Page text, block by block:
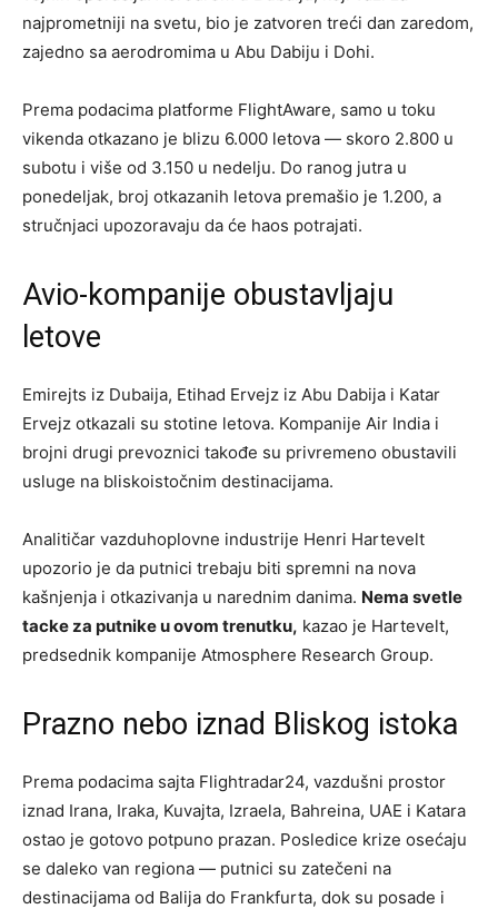
najprometniji na svetu, bio je zatvoren treći dan zaredom,
zajedno sa aerodromima u Abu Dabiju i Dohi.
Prema podacima platforme FlightAware, samo u toku
vikenda otkazano je blizu 6.000 letova — skoro 2.800 u
subotu i više od 3.150 u nedelju. Do ranog jutra u
ponedeljak, broj otkazanih letova premašio je 1.200, a
stručnjaci upozoravaju da će haos potrajati.
Avio-kompanije obustavljaju
letove
Emirejts iz Dubaija, Etihad Ervejz iz Abu Dabija i Katar
Ervejz otkazali su stotine letova. Kompanije Air India i
brojni drugi prevoznici takođe su privremeno obustavili
usluge na bliskoistočnim destinacijama.
Analitičar vazduhoplovne industrije Henri Hartevelt
upozorio je da putnici trebaju biti spremni na nova
kašnjenja i otkazivanja u narednim danima. Nema svetle
tacke za putnike u ovom trenutku, kazao je Hartevelt,
predsednik kompanije Atmosphere Research Group.
Prazno nebo iznad Bliskog istoka
Prema podacima sajta Flightradar24, vazdušni prostor
iznad Irana, Iraka, Kuvajta, Izraela, Bahreina, UAE i Katara
ostao je gotovo potpuno prazan. Posledice krize osećaju
se daleko van regiona — putnici su zatečeni na
destinacijama od Balija do Frankfurta, dok su posade i